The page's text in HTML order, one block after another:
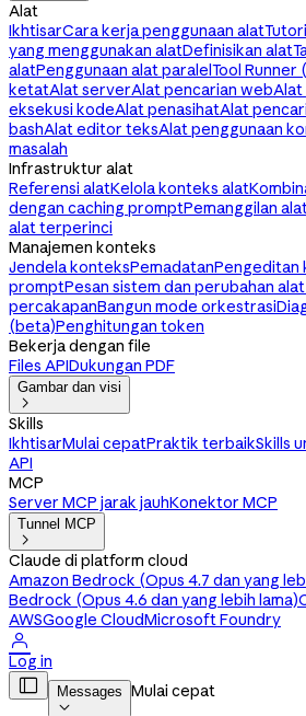
Alat
IkhtisarCara kerja penggunaan alat
yang menggunakan alatDefinisikan alat
alatPenggunaan alat paralelTool Runner
ketatAlat serverAlat pencarian webAlat
eksekusi kodeAlat penasihatAlat
bashAlat editor teksAlat penggunaan
masalah
Infrastruktur alat
Referensi alatKelola konteks alat
dengan caching promptPemanggilan
alat terperinci
Manajemen konteks
Jendela konteksPemadatanPengeditan
promptPesan sistem dan perubahan
percakapanBangun mode orkestrasi
(beta)Penghitungan token
Bekerja dengan file
Files APIDukungan PDF
Gambar dan visi

Skills
IkhtisarMulai cepatPraktik terbaikSkills
API
MCP
Server MCP jarak jauhKonektor MCP
Tunnel MCP

Claude di platform cloud
Amazon Bedrock (Opus 4.7 dan yang
Bedrock (Opus 4.6 dan yang lebih lama)
AWSGoogle CloudMicrosoft Foundry

Log in
 Messages

Mulai cepat